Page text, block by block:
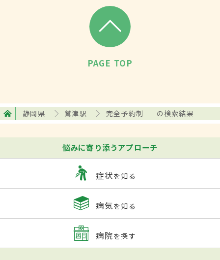
PAGE TOP
静岡県 鷲津駅 完全予約制 の検索結果
悩みに寄り添うアプローチ
症状を知る
病気を知る
病院を探す